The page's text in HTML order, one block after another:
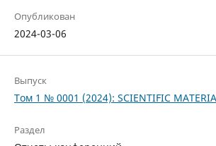
Опубликован
2024-03-06
Выпуск
Том 1 № 0001 (2024): SCIENTIFIC
Раздел